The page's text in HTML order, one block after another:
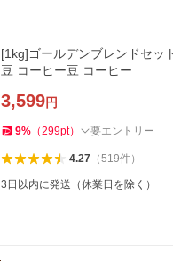
[1kg]ゴールデンブレンドセッ
豆 コーヒー豆 コーヒー
3,599円
9% （299pt） 要エントリー
4.27（519件）
3日以内に発送（休業日を除く）